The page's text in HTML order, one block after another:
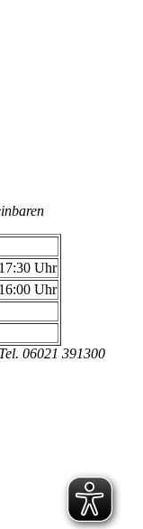
Uhr
Uhr
Tel. 06021 391300